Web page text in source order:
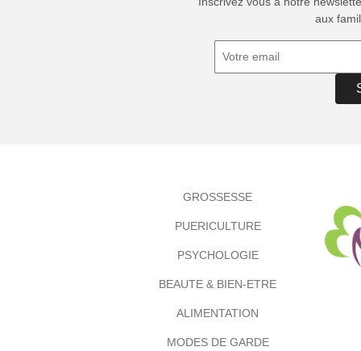
aux
GROSSESSE
PUERICULTURE
PSYCHOLOGIE
BEAUTE & BIEN-ETRE
ALIMENTATION
MODES DE GARDE